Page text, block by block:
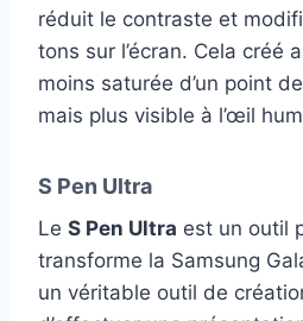
réduit le contraste et
tons sur l’écran. Cela créé
moins saturée d’un point
mais plus visible à l’œil
S Pen Ultra
Le S Pen Ultra est un outil
transforme la Samsung
un véritable outil de